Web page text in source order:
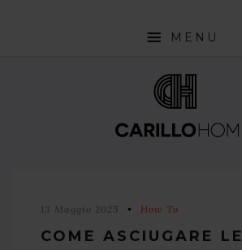
MENU
INTERIOR DESIGN TRENDS
NEWS13 Maggio 2025 How To
COME ASCIUGARE LE